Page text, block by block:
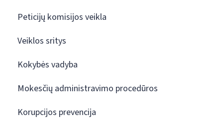
Peticijų komisijos veikla
Veiklos sritys
Kokybės vadyba
Mokesčių administravimo procedūros
Korupcijos prevencija